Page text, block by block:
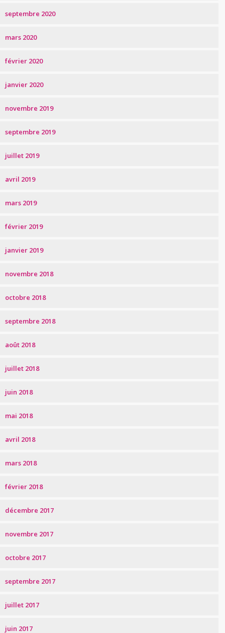
septembre 2020
mars 2020
février 2020
janvier 2020
novembre 2019
septembre 2019
juillet 2019
avril 2019
mars 2019
février 2019
janvier 2019
novembre 2018
octobre 2018
septembre 2018
août 2018
juillet 2018
juin 2018
mai 2018
avril 2018
mars 2018
février 2018
décembre 2017
novembre 2017
octobre 2017
septembre 2017
juillet 2017
juin 2017